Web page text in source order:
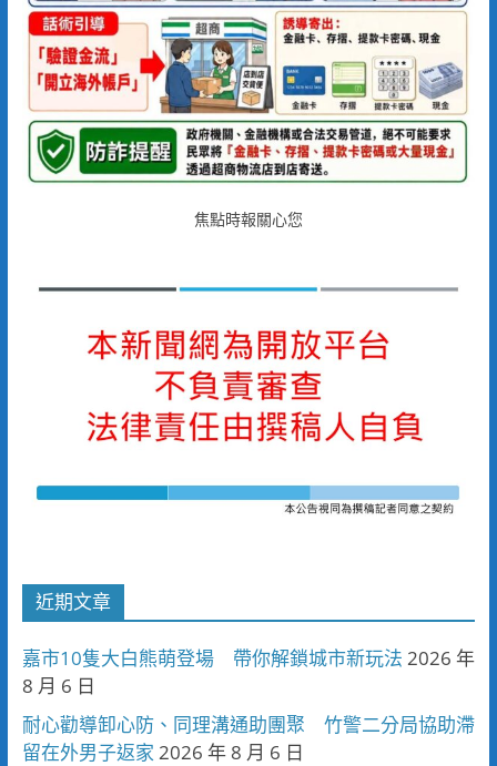
焦點時報關心您
近期文章
嘉市10隻大白熊萌登場 帶你解鎖城市新玩法 2026 年
8 月 6 日
耐心勸導卸心防、同理溝通助團聚 竹警二分局協助滯
留在外男子返家 2026 年 8 月 6 日